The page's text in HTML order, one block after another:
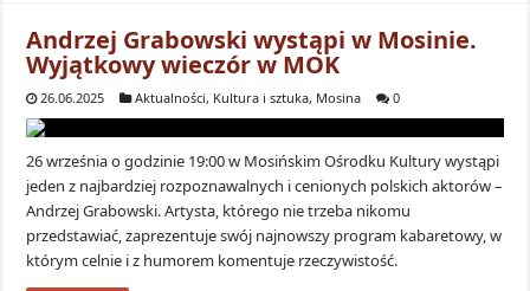
Andrzej Grabowski wystąpi w Mosinie.
Wyjątkowy wieczór w MOK
26.06.2025 Aktualności, Kultura i sztuka, Mosina 0
26 września o godzinie 19:00 w Mosińskim Ośrodku Kultury wystąpi
jeden z najbardziej rozpoznawalnych i cenionych polskich aktorów –
Andrzej Grabowski. Artysta, którego nie trzeba nikomu
przedstawiać, zaprezentuje swój najnowszy program kabaretowy, w
którym celnie i z humorem komentuje rzeczywistość.